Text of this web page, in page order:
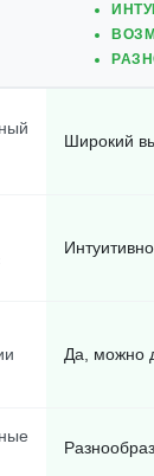
Широкий
Да, можно